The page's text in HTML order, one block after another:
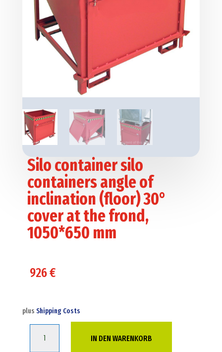
Silo container silo
containers angle of
inclination (floor) 30°
cover at the frond,
1050*650 mm
926€
plus Shipping Costs
IN DEN WARENKORB